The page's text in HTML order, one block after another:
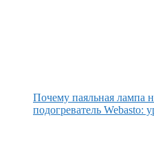
Почему паяльная лампа
подогреватель Webasto: